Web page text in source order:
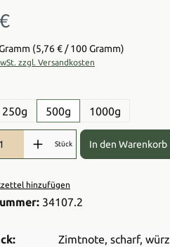
(5,76 € / 100 Gramm)
zzgl. Versandkosten
250g 500g 1000g
Gib den gewünschten Wert
Stück In den Warenkorb
hinzufügen
34107.2
Zimtnote, scharf,